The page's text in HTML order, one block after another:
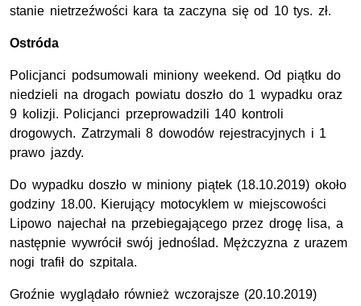
stanie nietrzeźwości kara ta zaczyna się od 10 tys. zł.
Ostróda
Policjanci podsumowali miniony weekend. Od piątku do
niedzieli na drogach powiatu doszło do 1 wypadku oraz
9 kolizji. Policjanci przeprowadzili 140 kontroli
drogowych. Zatrzymali 8 dowodów rejestracyjnych i 1
prawo jazdy.
Do wypadku doszło w miniony piątek (18.10.2019) około
godziny 18.00. Kierujący motocyklem w miejscowości
Lipowo najechał na przebiegającego przez drogę lisa, a
następnie wywrócił swój jednoślad. Mężczyzna z urazem
nogi trafił do szpitala.
Groźnie wyglądało również wczorajsze (20.10.2019)